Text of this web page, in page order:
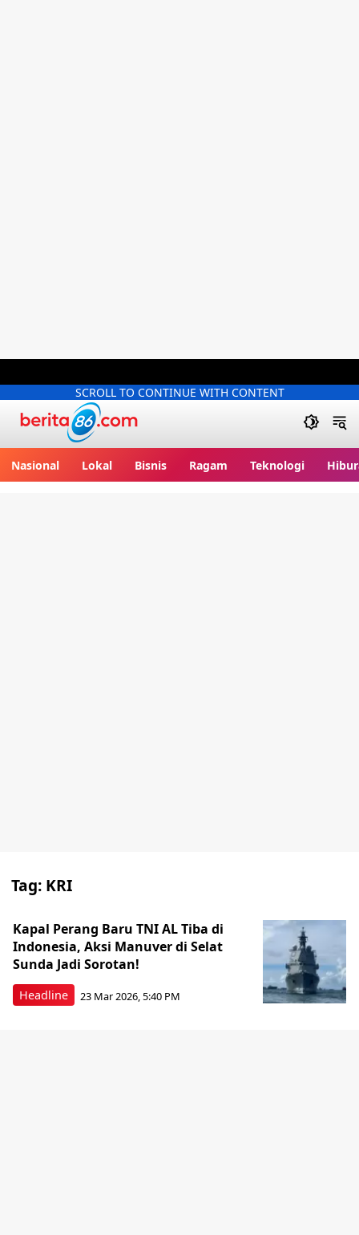
SCROLL TO CONTINUE WITH CONTENT
Nasional Lokal Bisnis Ragam Teknologi
Tag: KRI
Headline
Kapal Perang Baru TNI AL Tiba di
Indonesia, Aksi Manuver di Selat
Sunda Jadi Sorotan!
23 Mar 2026, 5:40 PM